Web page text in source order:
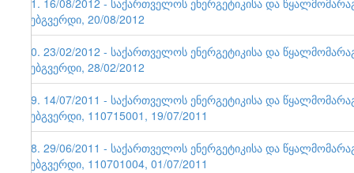
51. 16/08/2012 - საქართველოს ენერგეტიკისა და
ვებგვერდი, 20/08/2012
50. 23/02/2012 - საქართველოს ენერგეტიკისა და
ვებგვერდი, 28/02/2012
49. 14/07/2011 - საქართველოს ენერგეტიკისა და
ვებგვერდი, 110715001, 19/07/2011
48. 29/06/2011 - საქართველოს ენერგეტიკისა და
ვებგვერდი, 110701004, 01/07/2011